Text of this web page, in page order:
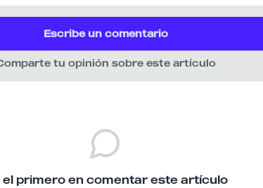
Escribe un comentario
tu opinión sobre este artículo
el primero en comentar este artículo